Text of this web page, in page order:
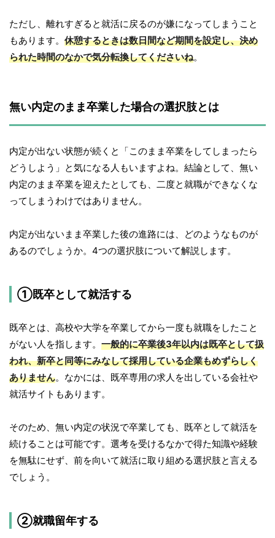
ただし、離れすぎると就活に戻るのが嫌になってしまうこと
もあります。 休憩するときは数日間など期間を設定し、決め
られた時間のなかで気分転換してくださいね。
無い内定のまま卒業した場合の選択肢とは
内定が出ない状態が続くと「このまま卒業をしてしまったら
どうしよう」と気になる人もいますよね。結論として、無い
内定のまま卒業を迎えたとしても、二度と就職ができなくな
ってしまうわけではありません。
内定が出ないまま卒業した後の進路には、どのようなものが
あるのでしょうか。4つの選択肢について解説します。
①既卒として就活する
既卒とは、高校や大学を卒業してから一度も就職をしたこと
がない人を指します。 一般的に卒業後3年以内は既卒として扱
われ、新卒と同等にみなして採用している企業もめずらしく
ありません。なかには、既卒専用の求人を出している会社や
就活サイトもあります。
そのため、無い内定の状況で卒業しても、既卒として就活を
続けることは可能です。選考を受けるなかで得た知識や経験
を無駄にせず、前を向いて就活に取り組める選択肢と言える
でしょう。
②就職留年する